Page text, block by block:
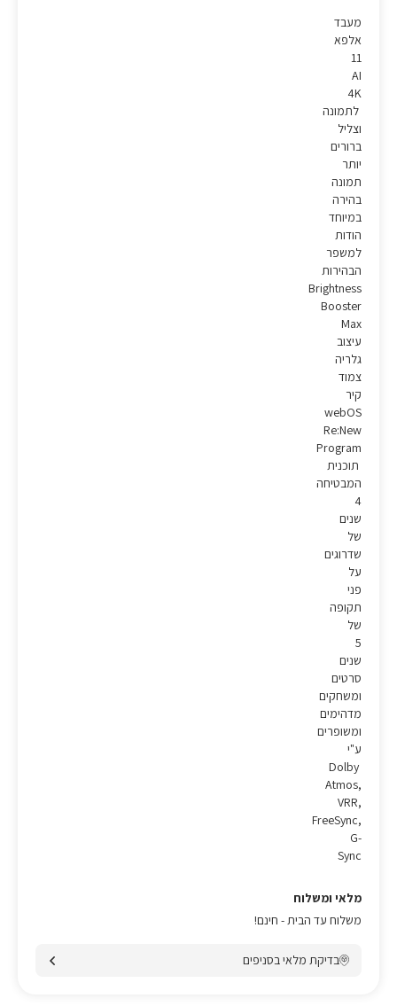
מעבד
אלפא
11
AI
4K
לתמונה
וצליל
ברורים
יותר
תמונה
בהירה
במיוחד
הודות
למשפר
הבהירות
Brightness
Booster
Max
עיצוב
גלריה
צמוד
קיר
webOS
Re:New
Program
תוכנית
המבטיחה
4
שנים
של
שדרוגים
על
פני
תקופה
של
5
שנים
סרטים
ומשחקים
מדהימים
ומשופרים
ע"י
Dolby
Atmos,
VRR,
FreeSync,
G-
Sync
מלאי ומשלוח
משלוח עד הבית - חינם!
בדיקת מלאי בסניפים